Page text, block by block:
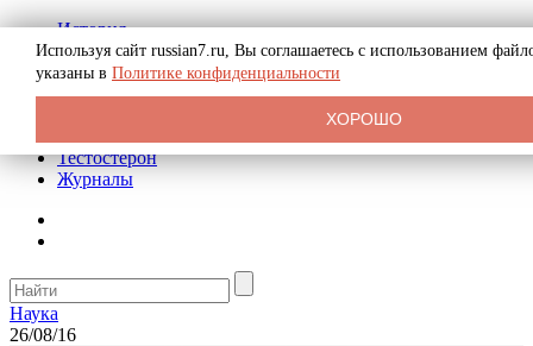
История
Биография
Криминал
Реклама на сайте
Тестостерон
Журналы
Наука
26/08/16
Используя сайт russian7.ru, Вы соглашаетесь с использованием
указаны в Политике конфиденциальности
ХОРОШО